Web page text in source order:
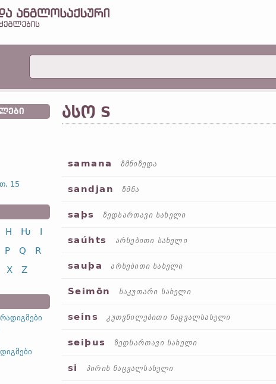
15
H Ƕ
I
P Q
R
X Z
ᲐᲡᲝ S
samana ზმნიზედა
sandjan ზმნა
saþs ზედსართავი სახელი
saúhts არსებითი სახელი
sauþa არსებითი სახელი
Seimōn საკუთარი სახელი
seins კუთვნილებითი ნაცვალსახელი
seiþus ზედსართავი სახელი
si პირის ნაცვალსახელი